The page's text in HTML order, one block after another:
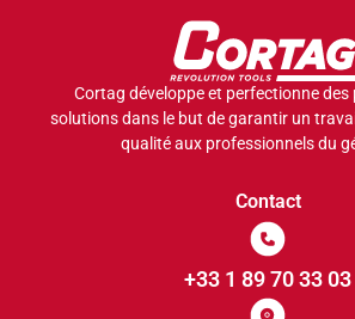
Cortag développe et perfectionne des
solutions dans le but de garantir un
qualité aux professionnels du
Contact
+33 1 89 70 33 03